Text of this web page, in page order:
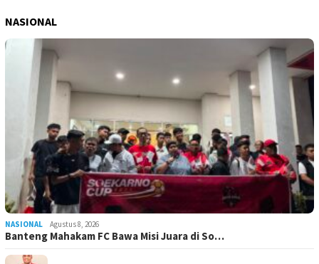
NASIONAL
NASIONAL Agustus 8, 2026
Banteng Mahakam FC Bawa Misi Juara di So…